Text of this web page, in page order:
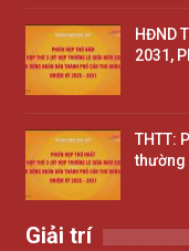
HĐND
2031,
THTT:
thường
Giải trí